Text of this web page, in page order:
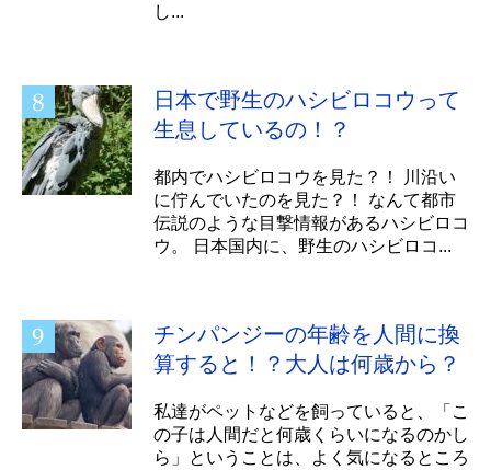
し...
日本で野生のハシビロコウって
生息しているの！？
都内でハシビロコウを見た？！ 川沿い
に佇んでいたのを見た？！ なんて都市
伝説のような目撃情報があるハシビロコ
ウ。 日本国内に、野生のハシビロコ...
チンパンジーの年齢を人間に換
算すると！？大人は何歳から？
私達がペットなどを飼っていると、「こ
の子は人間だと何歳くらいになるのかし
ら」ということは、よく気になるところ